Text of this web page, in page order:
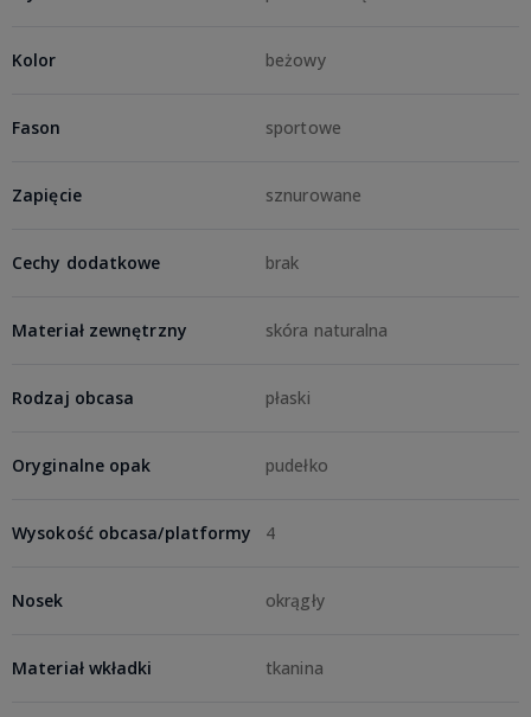
Kolor beżowy
Fason sportowe
Zapięcie sznurowane
Cechy dodatkowe brak
Materiał zewnętrzny skóra naturalna
Rodzaj obcasa płaski
Oryginalne opak pudełko
Wysokość obcasa/platformy 4
Nosek okrągły
Materiał wkładki tkanina